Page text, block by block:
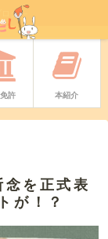
グ －
許 本紹介
を正式表
が！？